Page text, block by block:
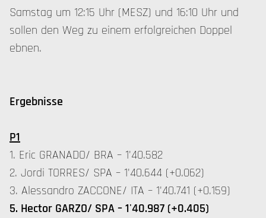
Samstag um 12:15 Uhr (MESZ) und 16:10 Uhr und
sollen den Weg zu einem erfolgreichen Doppel
ebnen.
Ergebnisse
P1
1. Eric GRANADO/ BRA – 1'40.582
2. Jordi TORRES/ SPA – 1'40.644 (+0.062)
3. Alessandro ZACCONE/ ITA – 1'40.741 (+0.159)
5. Hector GARZO/ SPA – 1'40.987 (+0.405)